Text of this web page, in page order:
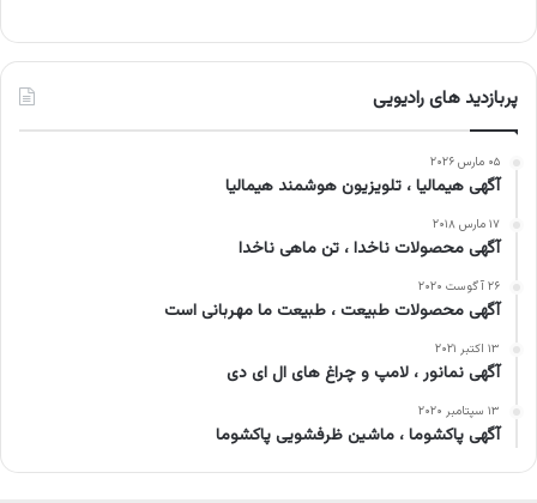
پربازدید های رادیویی
۰۵ مارس ۲۰۲۶
آگهی هیمالیا ، تلویزیون هوشمند هیمالیا
۱۷ مارس ۲۰۱۸
آگهی محصولات ناخدا ، تن ماهی ناخدا
۲۶ آگوست ۲۰۲۰
آگهی محصولات طبیعت ، طبیعت ما مهربانی است
۱۳ اکتبر ۲۰۲۱
آگهی نمانور ، لامپ و چراغ های ال ای دی
۱۳ سپتامبر ۲۰۲۰
آگهی پاکشوما ، ماشین ظرفشویی پاکشوما